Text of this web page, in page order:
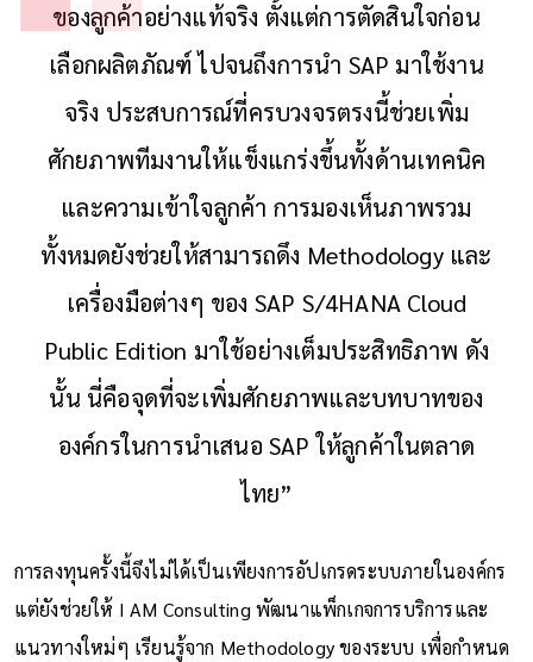
ของลูกค้าอย่างแท้จริง ตั้งแต่การตัดสินใจก่อน
เลือกผลิตภัณฑ์ ไปจนถึงการนำ SAP มาใช้งาน
จริง ประสบการณ์ที่ครบวงจรตรงนี้ช่วยเพิ่ม
ศักยภาพทีมงานให้แข็งแกร่งขึ้นทั้งด้านเทคนิค
และความเข้าใจลูกค้า การมองเห็นภาพรวม
ทั้งหมดยังช่วยให้สามารถดึง Methodology และ
เครื่องมือต่างๆ ของ SAP S/4HANA Cloud
Public Edition มาใช้อย่างเต็มประสิทธิภาพ ดัง
นั้น นี่คือจุดที่จะเพิ่มศักยภาพและบทบาทของ
องค์กรในการนำเสนอ SAP ให้ลูกค้าในตลาด
ไทย”
การลงทุนครั้งนี้จึงไม่ได้เป็นเพียงการอัปเกรดระบบภายในองค์กร
แต่ยังช่วยให้ I AM Consulting พัฒนาแพ็กเกจการบริการและ
แนวทางใหม่ๆ เรียนรู้จาก Methodology ของระบบ เพื่อกำหนด